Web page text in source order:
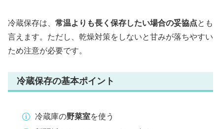
冷蔵保存は、 常温よりも長く保存したい場合の妥協点とも
言えます。ただし、乾燥対策をしないと甘みが落ちやすい
ため注意が必要です。
冷蔵保存の基本ポイント
冷蔵庫の野菜室を使う